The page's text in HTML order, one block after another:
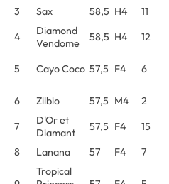
3
Sax 58,5 H4 11
4
Diamond
Vendome
58,5 H4 12
5 Cayo Coco 57,5 F4 6
6 Zilbio 57,5 M4 2
7
D'Or et
Diamant
57,5 F4 15
8
Lanana 57 F4 7
Tropical